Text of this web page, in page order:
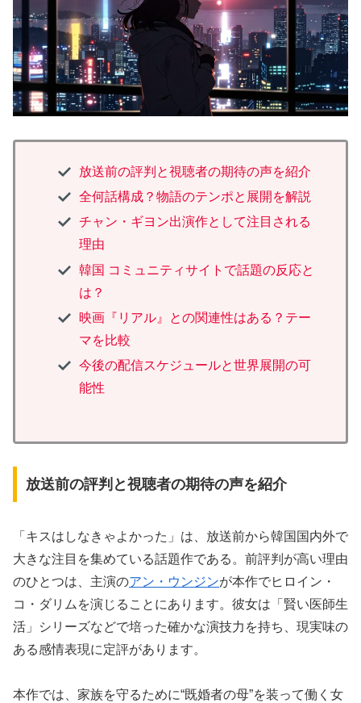
放送前の評判と視聴者の期待の声を紹介
全何話構成？物語のテンポと展開を解説
チャン・ギヨン出演作として注目される
理由
韓国 コミュニティサイトで話題の反応と
は？
映画『リアル』との関連性はある？テー
マを比較
今後の配信スケジュールと世界展開の可
能性
放送前の評判と視聴者の期待の声を紹介
「キスはしなきゃよかった」は、放送前から韓国国内外で
大きな注目を集めている話題作である。前評判が高い理由
のひとつは、主演のアン・ウンジンが本作でヒロイン・
コ・ダリムを演じることにあります。彼女は「賢い医師生
活」シリーズなどで培った確かな演技力を持ち、現実味の
ある感情表現に定評があります。
本作では、家族を守るために“既婚者の母”を装って働く女